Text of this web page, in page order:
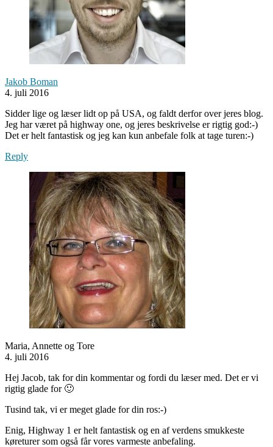
Jakob Boman
4. juli 2016
Sidder lige og læser lidt op på USA, og faldt derfor over jeres blog.
Jeg har været på highway one, og jeres beskrivelse er rigtig god:-)
Det er helt fantastisk og jeg kan kun anbefale folk at tage turen:-)
Reply
Maria, Annette og Tore
4. juli 2016
Hej Jacob, tak for din kommentar og fordi du læser med. Det er vi
rigtig glade for 🙂
Tusind tak, vi er meget glade for din ros:-)
Enig, Highway 1 er helt fantastisk og en af verdens smukkeste
køreturer som også får vores varmeste anbefaling.